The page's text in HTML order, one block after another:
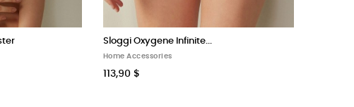
Sloggi Oxygene Infinite...
Home Accessories
113,90 $